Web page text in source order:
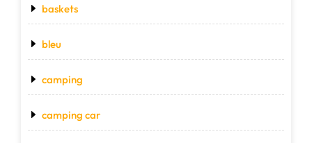
baskets
bleu
camping
camping car